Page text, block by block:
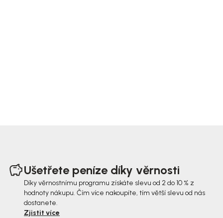
Ušetřete peníze díky věrnosti
Díky věrnostnímu programu získáte slevu od 2 do 10 % z
hodnoty nákupu. Čím více nakoupíte, tím větší slevu od nás
dostanete.
Zjistit více